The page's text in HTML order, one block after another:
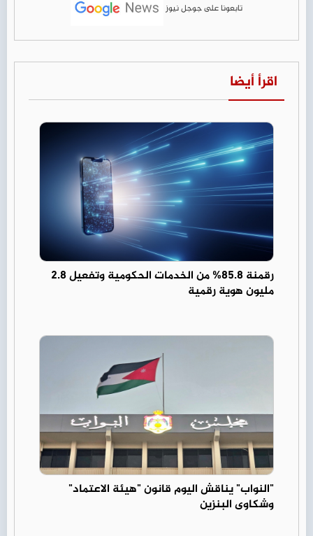
تابعونا على جوجل نيوز
اقرأ أيضا
رقمنة 85.8% من الخدمات الحكومية وتفعيل 2.8
مليون هوية رقمية
"النواب" يناقش اليوم قانون "هيئة الاعتماد"
وشكاوى البنزين